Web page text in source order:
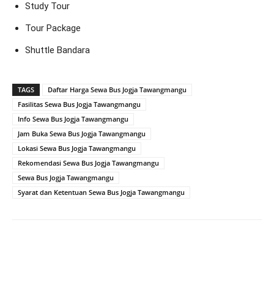
Study Tour
Tour Package
Shuttle Bandara
TAGS
Daftar Harga Sewa Bus Jogja Tawangmangu
Fasilitas Sewa Bus Jogja Tawangmangu
Info Sewa Bus Jogja Tawangmangu
Jam Buka Sewa Bus Jogja Tawangmangu
Lokasi Sewa Bus Jogja Tawangmangu
Rekomendasi Sewa Bus Jogja Tawangmangu
Sewa Bus Jogja Tawangmangu
Syarat dan Ketentuan Sewa Bus Jogja Tawangmangu